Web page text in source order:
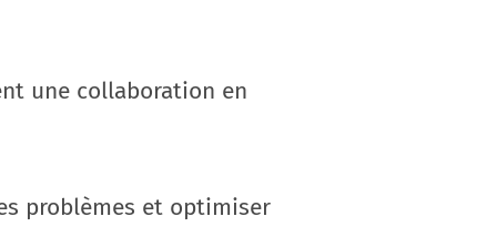
une collaboration en
problèmes et optimiser